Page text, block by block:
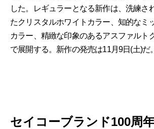
した。レギュラーとなる新作は、洗練さ
たクリスタルホワイトカラー、知的なミ
カラー、精緻な印象のあるアスファルト
で展開する。新作の発売は11月9日(土)だ。
セイコーブランド100周